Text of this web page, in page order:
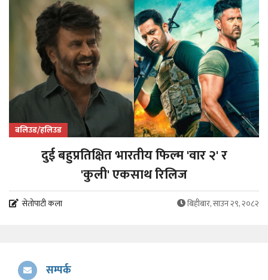
बलिउड/हलिउड
दुई बहुप्रतिक्षित भारतीय फिल्म 'वार २' र
'कुली' एकसाथ रिलिज
सेतोपाटी कला बिहीबार, साउन २९, २०८२
सम्पर्क